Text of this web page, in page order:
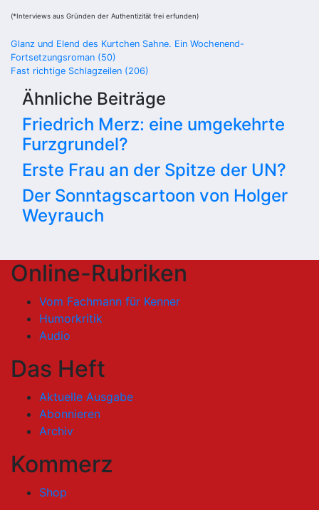
(*Interviews aus Gründen der Authentizität frei erfunden)
Beitragsnavigation
Glanz und Elend des Kurtchen Sahne. Ein Wochenend-
Fortsetzungsroman (50)
Fast richtige Schlagzeilen (206)
Ähnliche Beiträge
Friedrich Merz: eine umgekehrte
Furzgrundel?
Erste Frau an der Spitze der UN?
Der Sonntagscartoon von Holger
Weyrauch
Online-Rubriken
Vom Fachmann für Kenner
Humorkritik
Audio
Das Heft
Aktuelle Ausgabe
Abonnieren
Archiv
Kommerz
Shop